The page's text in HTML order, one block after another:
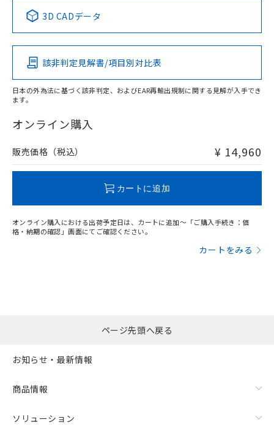
上、n: 30mm以上
検出領域
Pb Hg Cd Cr(VI)
O
在庫等で未対応品が混在する可能性があります。
問い合わせください。
この製品の規格認証/適合状況ページへ
その他の認証はこちらのページからご検索ください
3D CADデータ
該非判定見解書/項目別対比表
日本の外為法に基づく該非判定、およびEAR再輸出規制に関する見解が入手でき
ます。
オンライン購入
販売価格（税込） ¥ 14,960
カートに追加
オンライン購入における出荷予定日は、カートに追加～「ご購入手続き：価
格・納期の確認」画面にてご確認ください。
カートをみる
ページ先頭へ戻る
お知らせ・最新情報
商品情報
ソリューション